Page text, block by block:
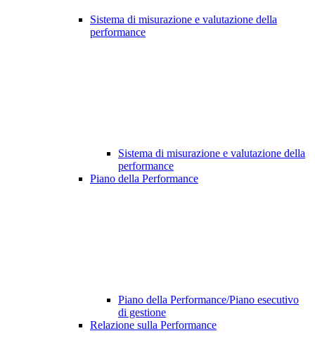
Sistema di misurazione e valutazione della
performance
Sistema di misurazione e valutazione della
performance
Piano della Performance
Piano della Performance/Piano esecutivo
di gestione
Relazione sulla Performance